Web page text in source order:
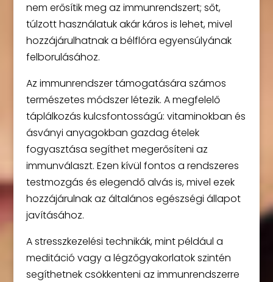
nem erősítik meg az immunrendszert; sőt,
túlzott használatuk akár káros is lehet, mivel
hozzájárulhatnak a bélflóra egyensúlyának
felborulásához.
Az immunrendszer támogatására számos
természetes módszer létezik. A megfelelő
táplálkozás kulcsfontosságú: vitaminokban és
ásványi anyagokban gazdag ételek
fogyasztása segíthet megerősíteni az
immunválaszt. Ezen kívül fontos a rendszeres
testmozgás és elegendő alvás is, mivel ezek
hozzájárulnak az általános egészségi állapot
javításához.
A stresszkezelési technikák, mint például a
meditáció vagy a légzőgyakorlatok szintén
segíthetnek csökkenteni az immunrendszerre